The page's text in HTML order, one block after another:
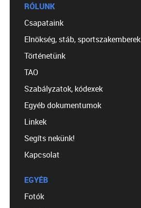
RÓLUNK
Csapataink
Elnökség, stáb, sportszakemberek
Történetünk
TAO
Szabályzatok, kódexek
Egyéb dokumentumok
Linkek
Segíts nekünk!
Kapcsolat
EGYÉB
Fotók